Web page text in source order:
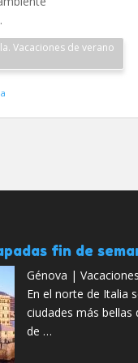
Vacaciones de verano
fin de
Génova |
En el norte de Italia
ciudades más
de …